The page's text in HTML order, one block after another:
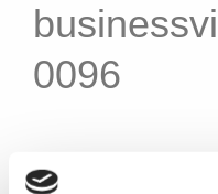
0096